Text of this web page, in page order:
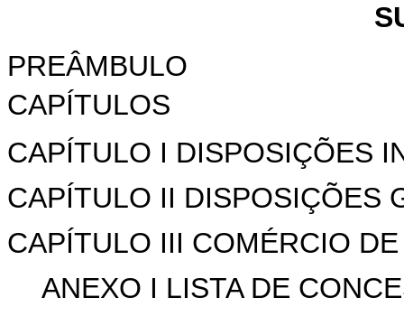
PREÂMBULO
CAPÍTULOS
CAPÍTULO I DISPOSIÇÕES
CAPÍTULO II DISPOSIÇÕES
CAPÍTULO III COMÉRCIO
ANEXO I LISTA DE